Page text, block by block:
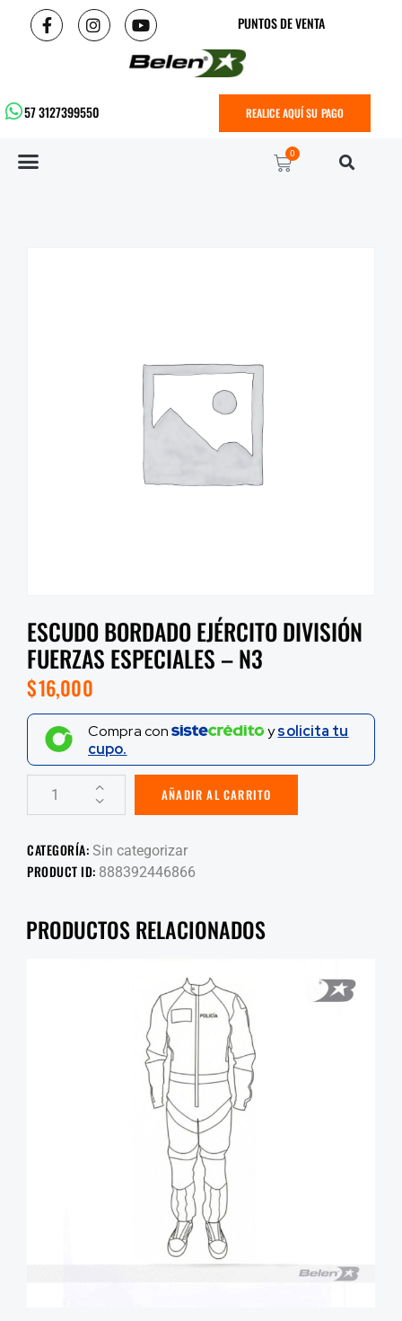
PUNTOS DE VENTA
57 3127399550 REALICE AQUÍ SU PAGO
0
ESCUDO BORDADO EJÉRCITO DIVISIÓN
FUERZAS ESPECIALES – N3
$16,000
Compra con ysolicita tu
cupo.
AÑADIR AL CARRITO
CATEGORÍA: Sin categorizar
PRODUCT ID: 888392446866
PRODUCTOS RELACIONADOS